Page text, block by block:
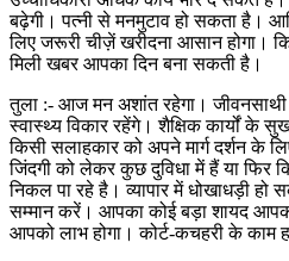
बढ़ेगी। पत्नी से मनमुटाव हो सकता है।
लिए जरूरी चीज़ें खरीदना आसान होगा।
मिली खबर आपका दिन बना सकती है।
तुला :- आज मन अशांत रहेगा।
स्वास्थ्य विकार रहेंगे। शैक्षिक कार्यों के
किसी सलाहकार को अपने मार्ग दर्शन के
जिंदगी को लेकर कुछ दुविधा में हैं या फिर
निकल पा रहे है। व्यापार में धोखाधड़ी हो
सम्मान करें। आपका कोई बड़ा शायद
आपको लाभ होगा। कोर्ट-कचहरी के काम